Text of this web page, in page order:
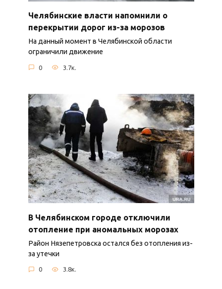
Челябинские власти напомнили о
перекрытии дорог из-за морозов
На данный момент в Челябинской области
ограничили движение
0 3.7к.
В Челябинском городе отключили
отопление при аномальных морозах
Район Нязепетровска остался без отопления из-
за утечки
0 3.8к.